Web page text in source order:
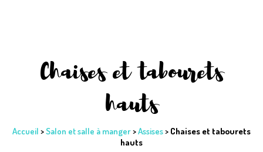
Chaises et tabourets
hauts
Accueil >Salon et salle à manger>Assises> Chaises et tabourets
hauts